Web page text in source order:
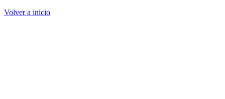
Volver a inicio